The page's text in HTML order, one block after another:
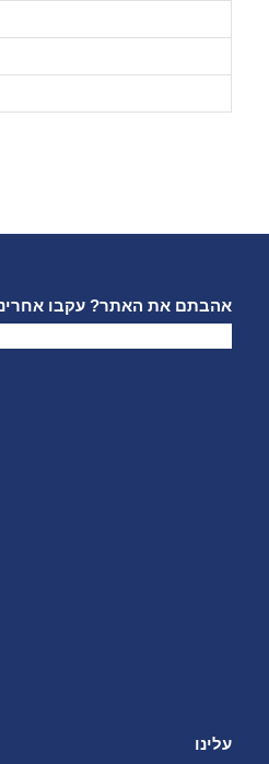
אהבתם את האתר? עקבו
עלינו